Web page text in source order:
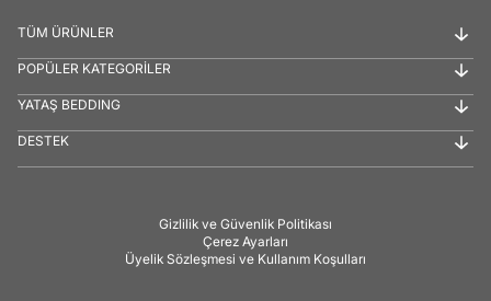
TÜM ÜRÜNLER
POPÜLER KATEGORİLER
YATAŞ BEDDING
DESTEK
Gizlilik ve Güvenlik Politikası
Çerez Ayarları
Üyelik Sözleşmesi ve Kullanım Koşulları